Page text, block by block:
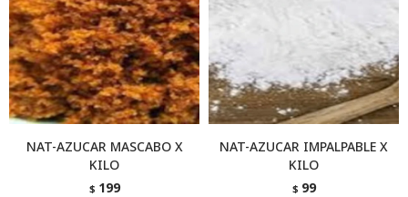
NAT-AZUCAR MASCABO X
KILO
$ 199
NAT-AZUCAR IMPALPABLE X
KILO
$ 99